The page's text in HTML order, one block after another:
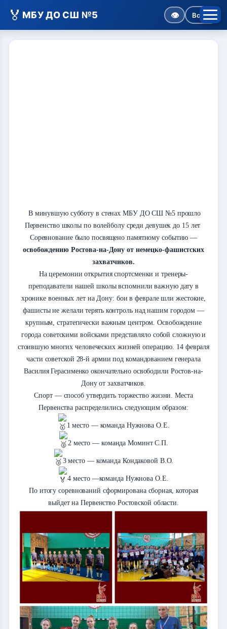
🏅 МБУ ДО СШ №5 👁 Войти
В минувшую субботу в стенах МБУ ДО СШ №5 прошло
Первенство школы по волейболу среди девушек до 15 лет
Соревнование было посвящено памятному событию —
освобождению Ростова-на-Дону от немецко-фашистских
захватчиков.
На церемонии открытия спортсменки и тренеры-
преподаватели нашей школы вспомнили важную дату в
хронике военных лет на Дону: бои в феврале шли жестокие,
фашисты не желали терять контроль над нашим городом —
крупным, стратегически важным центром. Освобождение
города советскими войсками представляло собой сложную и
стоившую многих человеческих жизней операцию. 14 февраля
части советской 28-й армии под командованием генерала
Василия Герасименко окончательно освободили Ростов-на-
Дону от захватчиков.
Спорт — способ утвердить торжество жизни. Места
Первенства распределились следующим образом:
1 место — команда Нужнова О.Е.
2 место — команда Моминт С.П.
3 место — команда Кондаковой В.О.
4 место —команда Нужнова О.Е.
По итогу соревнований сформирована сборная, которая
выйдет на Первенство Ростовской области.